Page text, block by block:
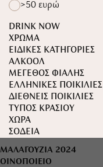
>50 ευρώ
DRINK NOW
ΧΡΩΜΑ
ΕΙΔΙΚΕΣ ΚΑΤΗΓΟΡΙΕΣ
ΑΛΚΟΟΛ
ΜΕΓΕΘΟΣ ΦΙΑΛΗΣ
ΕΛΛΗΝΙΚΕΣ ΠΟΙΚΙΛΙΕΣ
ΔΙΕΘΝΕΙΣ ΠΟΙΚΙΛΙΕΣ
ΤYΠΟΣ ΚΡΑΣΙΟY
ΧΩΡΑ
ΣΟΔΕΙΑ
ΜΑΛΑΓΟΥΖΙΑ 2024
ΟΙΝΟΠΟΙΕΙΟ